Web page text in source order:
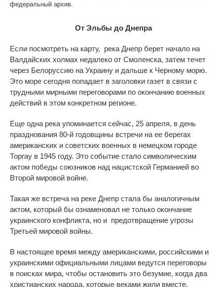
федеральный архив.
От Эльбы до Днепра
Если посмотреть на карту, река Днепр берет начало на
Валдайских холмах недалеко от Смоленска, затем течет
через Белоруссию на Украину и дальше к Черному морю.
Это море сегодня попадает в заголовки газет в связи с
трудными мирными переговорами по окончанию военных
действий в этом конкретном регионе.
Еще одна река упоминается сейчас, 25 апреля, в день
празднования 80-й годовщины встречи на ее берегах
американских и советских военных в немецком городе
Торгау в 1945 году. Это событие стало символическим
актом победы союзников над нацистской Германией во
Второй мировой войне.
Такая же встреча на реке Днепр стала бы аналогичным
актом, который бы ознаменовал не только окончание
украинского конфликта, но и предотвращение угрозы
Третьей мировой войны.
В настоящее время между американскими, российскими и
украинскими официальными лицами ведутся переговоры
в поисках мира, чтобы остановить это безумие, когда два
христианских народа, которые веками жили вместе,